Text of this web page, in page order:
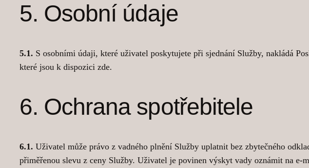
5. Osobní údaje
5.1. S osobními údaji, které uživatel poskytujete při sjednání Služby, nakládá
které jsou k dispozici zde.
6. Ochrana spotřebitele
6.1. Uživatel může právo z vadného plnění Služby uplatnit bez zbytečného
přiměřenou slevu z ceny Služby. Uživatel je povinen výskyt vady oznámit na e-